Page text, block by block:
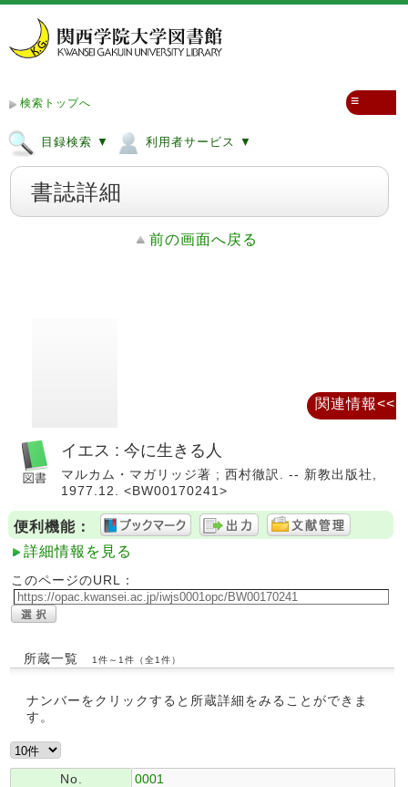
検索トップへ
目録検索 ▼ 利用者サービス ▼
≡
書誌詳細
前の画面へ戻る
イエス : 今に生きる人
マルカム・マガリッジ著 ; 西村徹訳. -- 新教出版社,
1977.12. <BW00170241>
便利機能：
詳細情報を見る
このページのURL：
所蔵一覧 1件～1件（全1件）
ナンバーをクリックすると所蔵詳細をみることができま
す。
No.
0001
関連情報<<